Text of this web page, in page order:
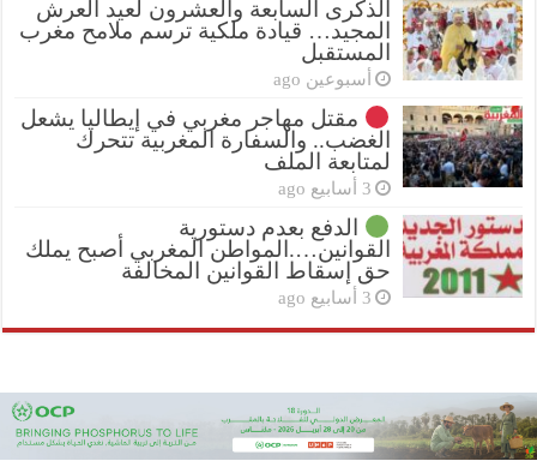
الذكرى السابعة والعشرون لعيد العرش
المجيد… قيادة ملكية ترسم ملامح مغرب
المستقبل
أسبوعين ago
مقتل مهاجر مغربي في إيطاليا يشعل
الغضب.. والسفارة المغربية تتحرك
لمتابعة الملف
3 أسابيع ago
الدفع بعدم دستورية
القوانين….المواطن المغربي أصبح يملك
حق إسقاط القوانين المخالفة
3 أسابيع ago